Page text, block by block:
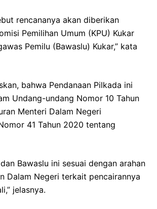
rencananya akan diberikan
Pemilihan Umum (KPU) Kukar
Pemilu (Bawaslu) Kukar,” kata
bahwa Pendanaan Pilkada ini
Undang-undang Nomor 10 Tahun
Menteri Dalam Negeri
41 Tahun 2020 tentang
Bawaslu ini sesuai dengan arahan
Dalam Negeri terkait pencairannya
jelasnya.